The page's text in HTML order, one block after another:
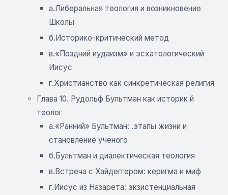
а.Либеральная теология и возникновение
Школы
б.Историко-критический метод
в.«Поздний иудаизм» и эсхатологический
Иисус
г.Христианство как синкретическая религия
Глава 10. Рудольф Бультман как историк й
теолог
а.«Ранний» Бультман: .этапы жизни и
становление ученого
б.Бультман и диалектическая теология
в.Встреча с Хайдеггером: керигма и миф
г.Иисус из Назарета: экзистенциальная